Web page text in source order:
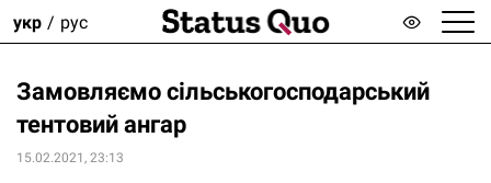
укр рус
Замовляємо сільськогосподарський
тентовий ангар
15.02.2021, 23:13